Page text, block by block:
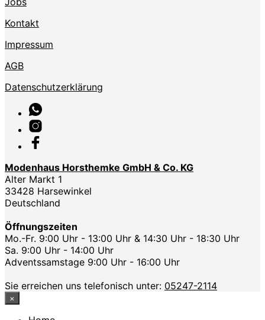
Kontakt
Impressum
AGB
Datenschutzerklärung
Modenhaus Horsthemke GmbH & Co. KG
Alter Markt 1
33428 Harsewinkel
Deutschland
Öffnungszeiten
Mo.-Fr. 9:00 Uhr - 13:00 Uhr & 14:30 Uhr - 18:30 Uhr
Sa. 9:00 Uhr - 14:00 Uhr
Adventssamstage 9:00 Uhr - 16:00 Uhr
Sie erreichen uns telefonisch unter: 05247-2114
×